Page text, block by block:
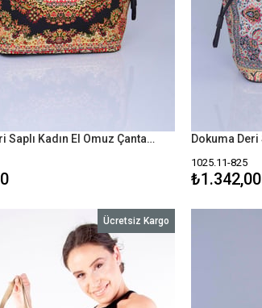
Dokuma Deri Saplı Kadın El Omuz Çanta Mottif İstanbul Otantik 1025
1025.11-825
₺1.342,00
Ücretsiz Kargo